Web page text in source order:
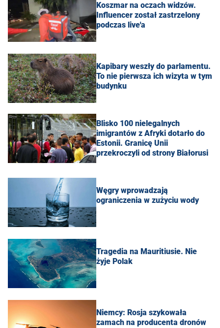
Koszmar na oczach widzów.
Influencer został zastrzelony
podczas live'a
Kapibary weszły do parlamentu.
To nie pierwsza ich wizyta w tym
budynku
Blisko 100 nielegalnych
imigrantów z Afryki dotarło do
Estonii. Granicę Unii
przekroczyli od strony Białorusi
Węgry wprowadzają
ograniczenia w zużyciu wody
Tragedia na Mauritiusie. Nie
żyje Polak
Niemcy: Rosja szykowała
zamach na producenta dronów